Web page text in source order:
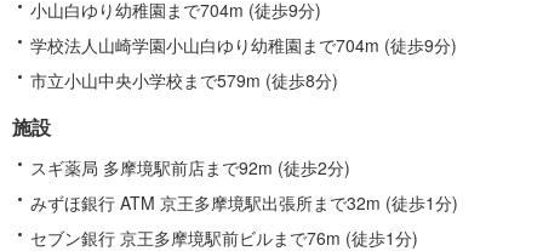
小山白ゆり幼稚園まで704m (徒歩9分)
学校法人山崎学園小山白ゆり幼稚園まで704m (徒歩9分)
市立小山中央小学校まで579m (徒歩8分)
施設
スギ薬局 多摩境駅前店まで92m (徒歩2分)
みずほ銀行 ATM 京王多摩境駅出張所まで32m (徒歩1分)
セブン銀行 京王多摩境駅前ビルまで76m (徒歩1分)